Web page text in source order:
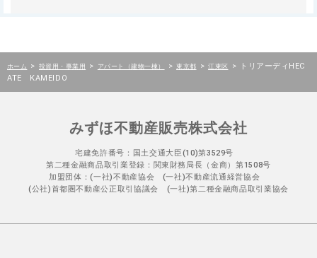
ホーム > 投資用・事業用 > アパート（建物一棟） > 東京都 > 江東区 >
トリアーディHEC
ATE KAMEIDO
みずほ不動産販売株式会社
宅建免許番号：国土交通大臣(10)第3529号
第二種金融商品取引業登録：関東財務局長（金商）第1508号
加盟団体：(一社)不動産協会 (一社)不動産流通経営協会
(公社)首都圏不動産公正取引協議会 (一社)第二種金融商品取引業協会